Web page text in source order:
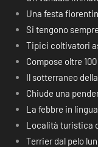
Una festa
Si tengono
Tipici coltivatori
Compose oltre
Il sotterraneo
Chiude una
La febbre in
Località turistica
Terrier dal pelo